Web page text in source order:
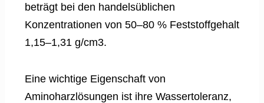
beträgt bei den handelsüblichen
Konzentrationen von 50–80 % Feststoffgehalt
1,15–1,31 g/cm3.
Eine wichtige Eigenschaft von
Aminoharzlösungen ist ihre Wassertoleranz,